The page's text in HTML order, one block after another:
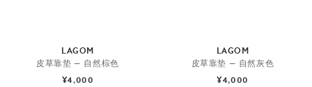
LAGOM
皮草靠垫 — 自然棕色
¥4,000
LAGOM
皮草靠垫 — 自然灰色
¥4,000